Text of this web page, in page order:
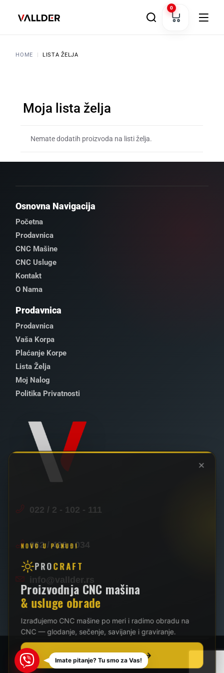
0
HOME LISTA ŽELJA
Moja lista želja
Nemate dodatih proizvoda na listi želja.
Osnovna Navigacija
Početna
Prodavnica
CNC Mašine
CNC Usluge
Kontakt
O Nama
Prodavnica
Prodavnica
Vaša Korpa
Plaćanje Korpe
Lista Želja
Moj Nalog
Politika Privatnosti
022 / 2 - 102 - 111
062 / 426 - 034
info@vallder.rs
2026 - BEEGLANTEE ®
Viber Imate pitanje? Tu smo za Vas!
×
NOVO U PONUDI
PROCRAFT
Proizvodnja CNC mašina
& usluge obrade
Izrađujemo CNC mašine po meri i radimo obradu na
CNC — glodanje, sečenje, savijanje i graviranje.
POGLEDAJ PONUDU